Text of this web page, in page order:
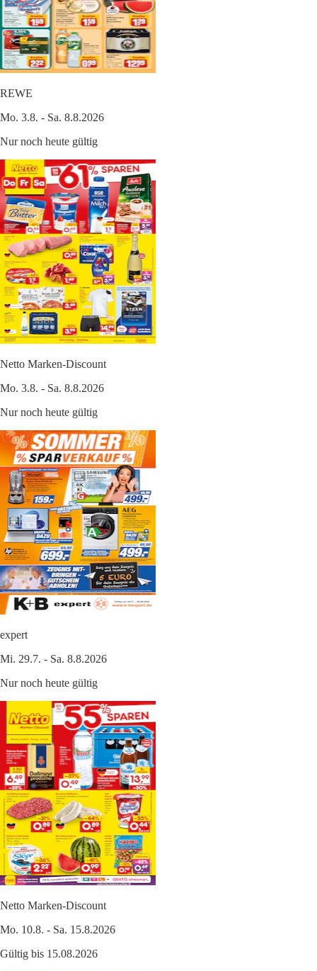
REWE
Mo. 3.8. - Sa. 8.8.2026
Nur noch heute gültig
Netto Marken-Discount
Mo. 3.8. - Sa. 8.8.2026
Nur noch heute gültig
expert
Mi. 29.7. - Sa. 8.8.2026
Nur noch heute gültig
Netto Marken-Discount
Mo. 10.8. - Sa. 15.8.2026
Gültig bis 15.08.2026